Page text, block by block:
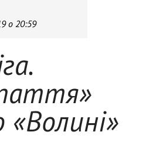
о 20:59
«Волині»